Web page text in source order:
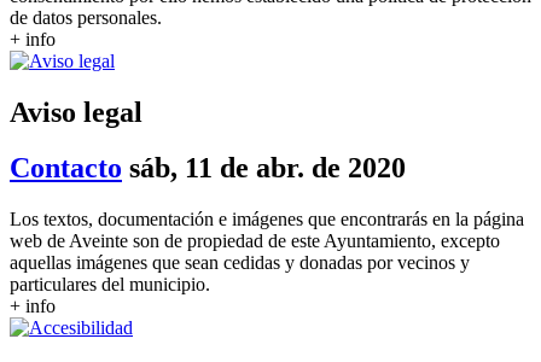
de datos personales.
+ info
Aviso legal
Contacto sáb, 11 de abr. de 2020
Los textos, documentación e imágenes que encontrarás en la página
web de Aveinte son de propiedad de este Ayuntamiento, excepto
aquellas imágenes que sean cedidas y donadas por vecinos y
particulares del municipio.
+ info